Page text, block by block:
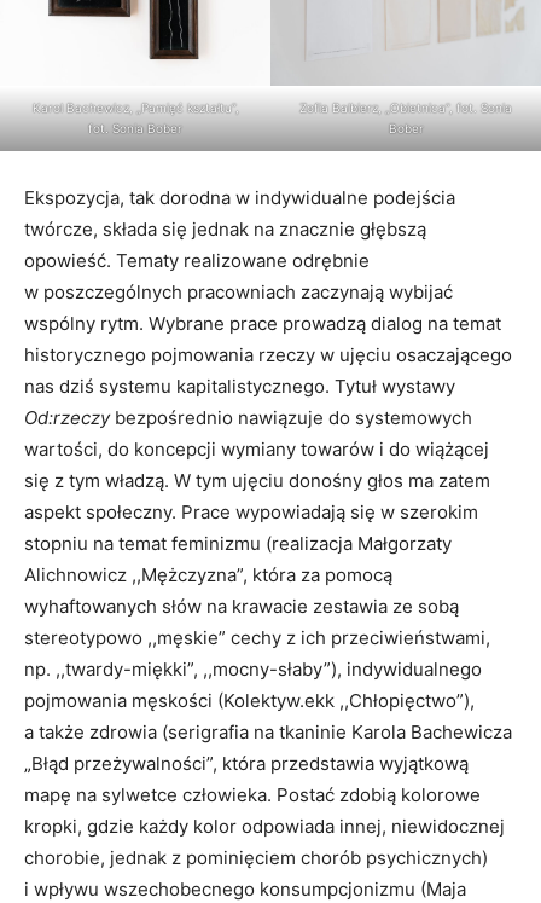
Karol Bachewicz, „Pamięć kształtu”,
fot. Sonia Bober
Zofia Balbierz, „Obietnica”, fot. Sonia
Bober
Ekspozycja, tak dorodna w indywidualne podejścia
twórcze, składa się jednak na znacznie głębszą
opowieść. Tematy realizowane odrębnie
w poszczególnych pracowniach zaczynają wybijać
wspólny rytm. Wybrane prace prowadzą dialog na temat
historycznego pojmowania rzeczy w ujęciu osaczającego
nas dziś systemu kapitalistycznego. Tytuł wystawy
Od:rzeczybezpośrednio nawiązuje do systemowych
wartości, do koncepcji wymiany towarów i do wiążącej
się z tym władzą. W tym ujęciu donośny głos ma zatem
aspekt społeczny. Prace wypowiadają się w szerokim
stopniu na temat feminizmu (realizacja Małgorzaty
Alichnowicz ,,Mężczyzna”, która za pomocą
wyhaftowanych słów na krawacie zestawia ze sobą
stereotypowo ,,męskie” cechy z ich przeciwieństwami,
np. ,,twardy-miękki”, ,,mocny-słaby”), indywidualnego
pojmowania męskości (Kolektyw.ekk ,,Chłopięctwo”),
a także zdrowia (serigrafia na tkaninie Karola Bachewicza
„Błąd przeżywalności”, która przedstawia wyjątkową
mapę na sylwetce człowieka. Postać zdobią kolorowe
kropki, gdzie każdy kolor odpowiada innej, niewidocznej
chorobie, jednak z pominięciem chorób psychicznych)
i wpływu wszechobecnego konsumpcjonizmu (Maja